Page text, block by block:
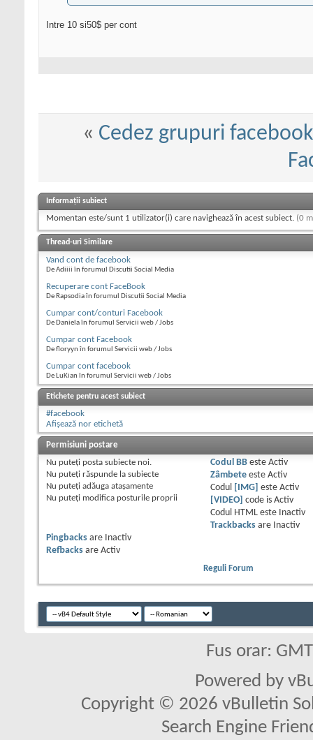
Intre 10 si50$ per cont
« Cedez grupuri facebook
Informații subiect
Momentan este/sunt 1 utilizator(i) care navighează în acest subiect. (0
Thread-uri Similare
Vand cont de facebook
De Adiiii în forumul Discutii Social Media
Recuperare cont FaceBook
De Rapsodia în forumul Discutii Social Media
Cumpar cont/conturi Facebook
De Daniela în forumul Servicii web / Jobs
Cumpar cont Facebook
De floryyn în forumul Servicii web / Jobs
Cumpar cont facebook
De LuKian în forumul Servicii web / Jobs
Etichete pentru acest subiect
#facebook
Afișează nor etichetă
Permisiuni postare
Nu puteţi posta subiecte noi.
Nu puteţi răspunde la subiecte
Nu puteţi adăuga ataşamente
Nu puteţi modifica posturile proprii
Codul BBeste Activ
Zâmbeteeste Activ
Codul
[IMG] este Activ
[VIDEO]
code is Activ
Codul HTML este
Inactiv
Trackbacksare
Inactiv
Pingbacks are
Inactiv
Refbacks are Activ
Reguli Forum
Fus orar:
Powered by
Copyright © 2026 vBulletin
Search Engine